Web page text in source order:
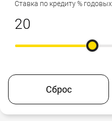
Ставка по кредиту % годовых
Сброс